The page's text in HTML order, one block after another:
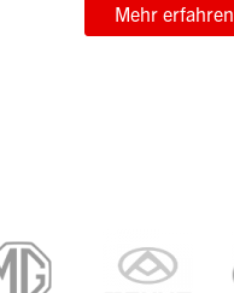
Mehr erfahren